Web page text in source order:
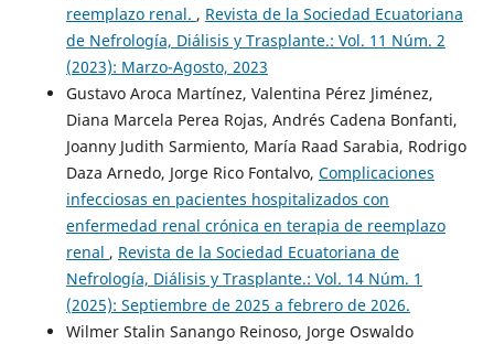
reemplazo renal. , Revista de la Sociedad Ecuatoriana
de Nefrología, Diálisis y Trasplante.: Vol. 11 Núm. 2
(2023): Marzo-Agosto, 2023
Gustavo Aroca Martínez, Valentina Pérez Jiménez,
Diana Marcela Perea Rojas, Andrés Cadena Bonfanti,
Joanny Judith Sarmiento, María Raad Sarabia, Rodrigo
Daza Arnedo, Jorge Rico Fontalvo, Complicaciones
infecciosas en pacientes hospitalizados con
enfermedad renal crónica en terapia de reemplazo
renal , Revista de la Sociedad Ecuatoriana de
Nefrología, Diálisis y Trasplante.: Vol. 14 Núm. 1
(2025): Septiembre de 2025 a febrero de 2026.
Wilmer Stalin Sanango Reinoso, Jorge Oswaldo